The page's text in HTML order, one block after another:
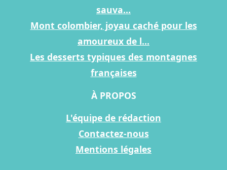
sauva...
Mont colombier, joyau caché pour les
amoureux de l...
Les desserts typiques des montagnes
françaises
À PROPOS
L'équipe de rédaction
Contactez-nous
Mentions légales